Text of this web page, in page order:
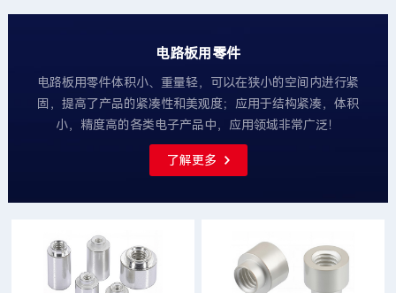
电路板用零件
电路板用零件体积小、重量轻，可以在狭小的空间内进行紧
固，提高了产品的紧凑性和美观度；应用于结构紧凑，体积
小，精度高的各类电子产品中，应用领域非常广泛！
了解更多